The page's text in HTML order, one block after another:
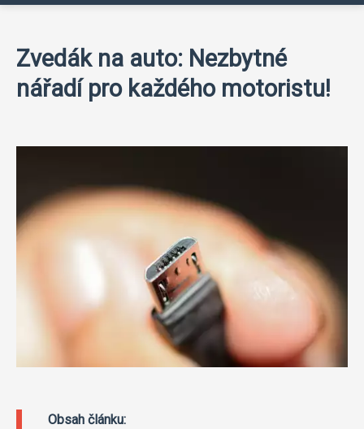
Zvedák na auto: Nezbytné
nářadí pro každého motoristu!
Obsah článku: